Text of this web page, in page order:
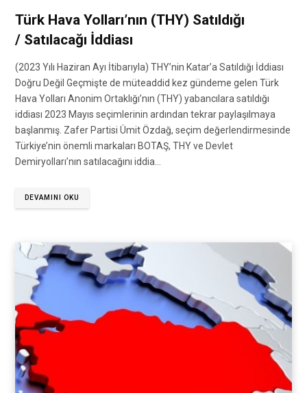
Türk Hava Yolları’nın (THY) Satıldığı
/ Satılacağı İddiası
(2023 Yılı Haziran Ayı İtibarıyla) THY’nin Katar’a Satıldığı İddiası
Doğru Değil Geçmişte de müteaddid kez gündeme gelen Türk
Hava Yolları Anonim Ortaklığı’nın (THY) yabancılara satıldığı
iddiası 2023 Mayıs seçimlerinin ardından tekrar paylaşılmaya
başlanmış. Zafer Partisi Ümit Özdağ, seçim değerlendirmesinde
Türkiye’nin önemli markaları BOTAŞ, THY ve Devlet
Demiryolları’nın satılacağını iddia…
DEVAMINI OKU